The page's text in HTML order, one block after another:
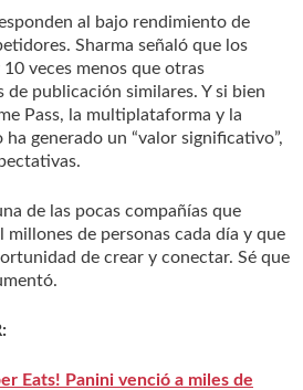
al bajo rendimiento de
Sharma señaló que los
veces menos que otras
de publicación similares. Y si bien
Pass, la multiplataforma y la
generado un “valor significativo”,
de las pocas compañías que
millones de personas cada día y que
de crear y conectar. Sé que
Eats! Panini venció a miles de